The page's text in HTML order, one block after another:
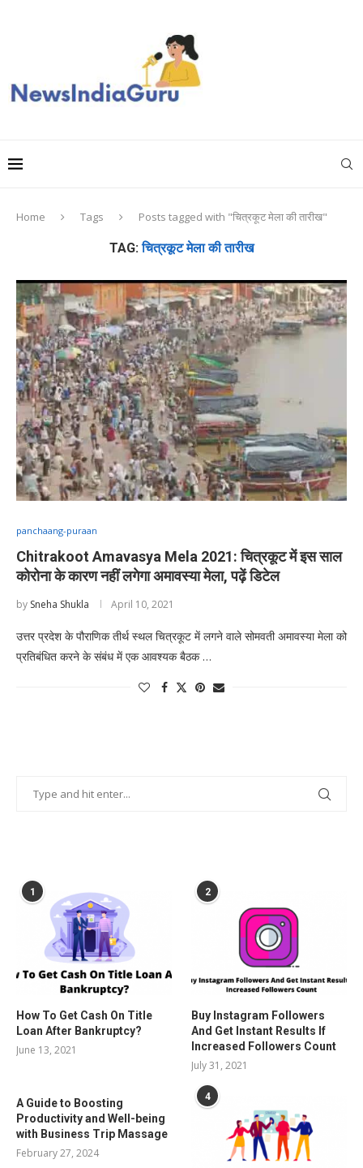
Home Tags Posts tagged with "चित्रकूट मेला की तारीख"
TAG:चित्रकूट मेला की तारीख
panchaang-puraan
Chitrakoot Amavasya Mela 2021: चित्रकूट में इस साल
कोरोना के कारण नहीं लगेगा अमावस्या मेला, पढ़ें डिटेल
by Sneha Shukla April 10, 2021
उत्तर प्रदेश के पौराणिक तीर्थ स्थल चित्रकूट में लगने वाले सोमवती अमावस्या मेला को
प्रतिबंधित करने के संबंध में एक आवश्यक बैठक …
1
How To Get Cash On Title
Loan After Bankruptcy?
June 13, 2021
2
Buy Instagram Followers
And Get Instant Results If
Increased Followers Count
July 31, 2021
A Guide to Boosting
Productivity and Well-being
with Business Trip Massage
February 27, 2024
4